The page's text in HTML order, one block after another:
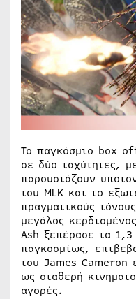
Το παγκόσμιο box
σε δύο ταχύτητες,
παρουσιάζουν
του MLK και το
πραγματικούς
μεγάλος
Ash ξεπέρασε τα 1,3
παγκοσμίως,
του James Cameron
ως σταθερή
αγορές.